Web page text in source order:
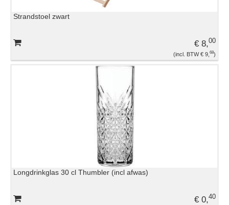
Strandstoel zwart
€ 8,00
€ 9, 68
Longdrinkglas 30 cl Thumbler (incl afwas)
€ 0,40